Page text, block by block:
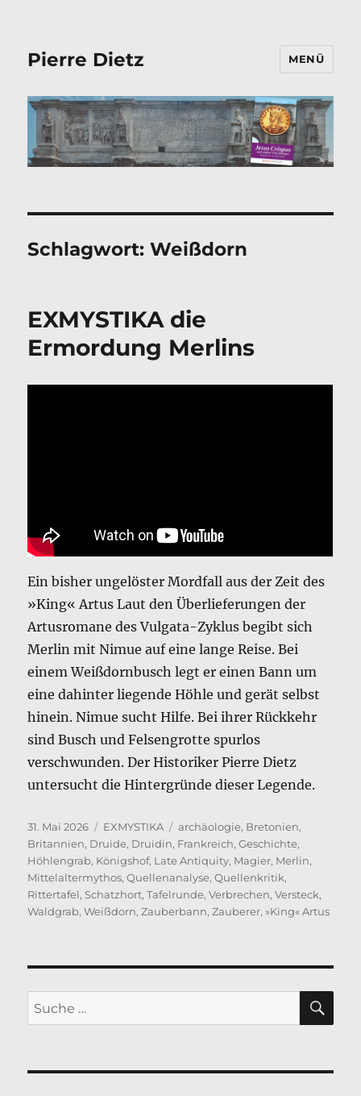
Pierre Dietz MENÜ
Schlagwort:Weißdorn
EXMYSTIKA die
Ermordung Merlins
Ein bisher ungelöster Mordfall aus der Zeit des
»King« Artus Laut den Überlieferungen der
Artusromane des Vulgata-Zyklus begibt sich
Merlin mit Nimue auf eine lange Reise. Bei
einem Weißdornbusch legt er einen Bann um
eine dahinter liegende Höhle und gerät selbst
hinein. Nimue sucht Hilfe. Bei ihrer Rückkehr
sind Busch und Felsengrotte spurlos
verschwunden. Der Historiker Pierre Dietz
untersucht die Hintergründe dieser Legende.
Veröffentlicht
am
31. Mai 2026 Kategorien
EXMYSTIKA Schlagwörter
archäologie, Bretonien,
Britannien, Druide, Druidin, Frankreich,Geschichte,
Höhlengrab, Königshof, Late Antiquity, Magier, Merlin,
Mittelaltermythos,Quellenanalyse,Quellenkritik,
Rittertafel,Schatzhort,Tafelrunde,Verbrechen,Versteck,
Waldgrab,Weißdorn,Zauberbann,Zauberer, »King« Artus
Suche
nach: